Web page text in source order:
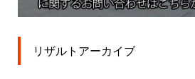
リザルトアーカイブ